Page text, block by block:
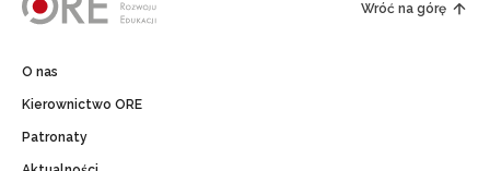
Wróć na górę
O nas
Kierownictwo ORE
Patronaty